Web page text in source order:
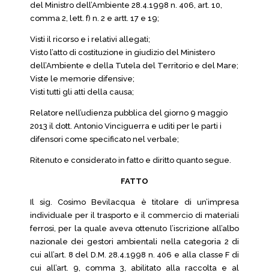
del Ministro dell’Ambiente 28.4.1998 n. 406, art. 10,
comma 2, lett. f) n. 2 e artt. 17 e 19;
Visti il ricorso e i relativi allegati;
Visto l’atto di costituzione in giudizio del Ministero
dell’Ambiente e della Tutela del Territorio e del Mare;
Viste le memorie difensive;
Visti tutti gli atti della causa;
Relatore nell’udienza pubblica del giorno 9 maggio
2013 il dott. Antonio Vinciguerra e uditi per le parti i
difensori come specificato nel verbale;
Ritenuto e considerato in fatto e diritto quanto segue.
FATTO
Il sig. Cosimo Bevilacqua è titolare di un’impresa
individuale per il trasporto e il commercio di materiali
ferrosi, per la quale aveva ottenuto l’iscrizione all’albo
nazionale dei gestori ambientali nella categoria 2 di
cui all’art. 8 del D.M. 28.4.1998 n. 406 e alla classe F di
cui all’art. 9, comma 3, abilitato alla raccolta e al